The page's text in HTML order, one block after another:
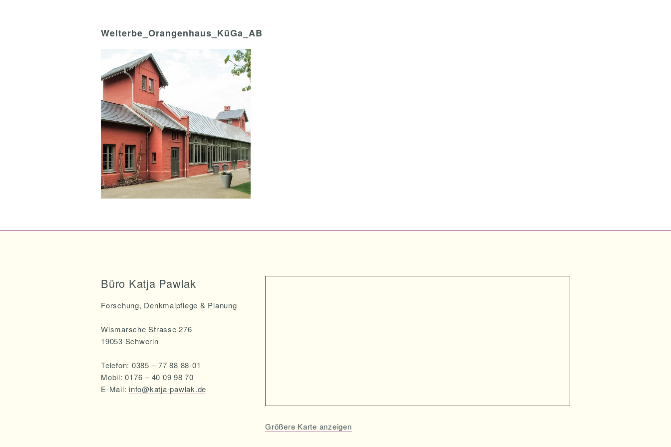
Welterbe_Orangenhaus_KüGa_AB
Büro Katja Pawlak
Forschung, Denkmalpflege & Planung
Wismarsche Strasse 276
19053 Schwerin
Telefon: 0385 – 77 88 88-01
Mobil: 0176 – 40 09 98 70
E-Mail: info@katja-pawlak.de
Größere Karte anzeigen